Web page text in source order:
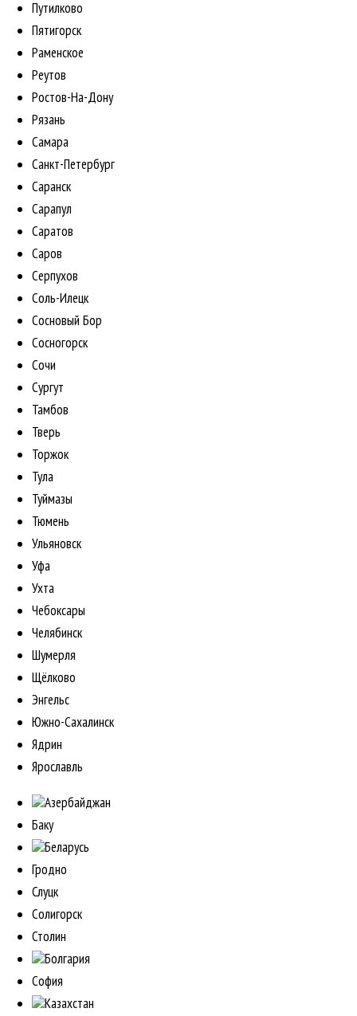
Путилково
Пятигорск
Раменское
Реутов
Ростов-На-Дону
Рязань
Самара
Санкт-Петербург
Саранск
Сарапул
Саратов
Саров
Серпухов
Соль-Илецк
Сосновый Бор
Сосногорск
Сочи
Сургут
Тамбов
Тверь
Торжок
Тула
Туймазы
Тюмень
Ульяновск
Уфа
Ухта
Чебоксары
Челябинск
Шумерля
Щёлково
Энгельс
Южно-Сахалинск
Ядрин
Ярославль
Азербайджан
Баку
Беларусь
Гродно
Слуцк
Солигорск
Столин
Болгария
София
Казахстан